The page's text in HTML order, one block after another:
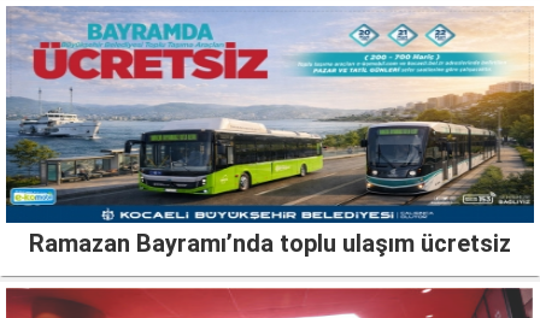
Ramazan Bayramı’nda toplu ulaşım ücretsiz